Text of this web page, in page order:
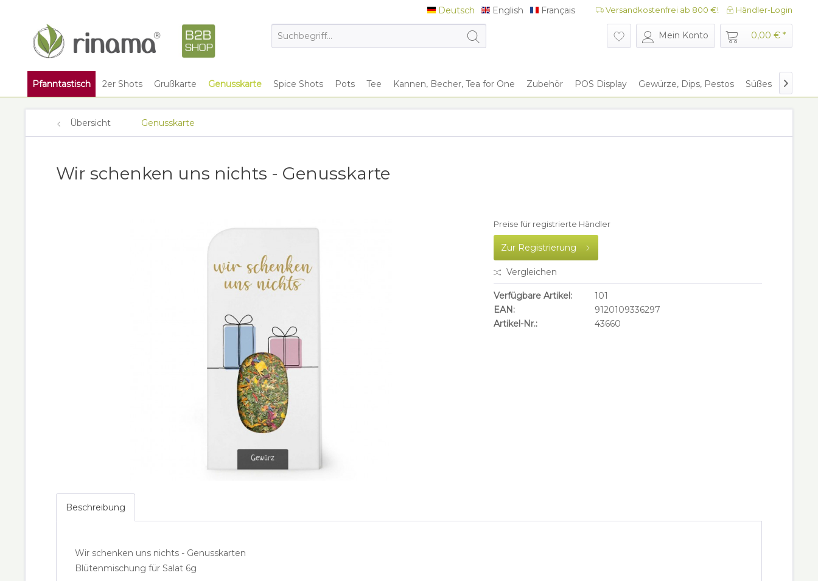
Deutsch
Deutsch English
English Français
Français Versandkostenfrei ab 800 €! Händler-Login
Mein Konto 0,00 € *
Pfanntastisch 2er Shots Grußkarte Genusskarte Spice Shots Pots Tee Kannen, Becher, Tea for One Zubehör POS Display Gewürze, Dips, Pestos Süßes Give

Übersicht Genusskarte
Wir schenken uns nichts - Genusskarte
Preise für registrierte Händler
Zur Registrierung
Vergleichen
Verfügbare Artikel:
101
EAN:
9120109336297
Artikel-Nr.:
43660
Beschreibung
Wir schenken uns nichts - Genusskarten
Blütenmischung für Salat 6g